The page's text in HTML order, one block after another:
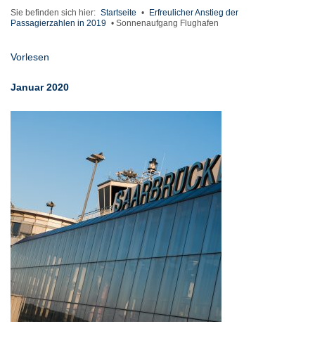
Sie befinden sich hier: Startseite •
Erfreulicher Anstieg der
Passagierzahlen in 2019 • Sonnenaufgang Flughafen
Vorlesen
Januar 2020